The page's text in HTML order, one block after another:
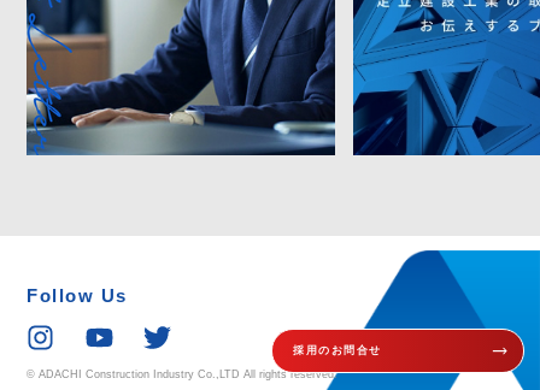
採用のお問合せ trending_flat
Follow Us
© ADACHI Construction Industry Co.,LTD All rights reserved.